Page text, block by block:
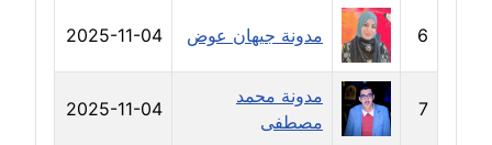
مدونة خالد دومه
عاملة
مدونة خالد صالح
عاملة
6 مدونة جيهان عوض 2025-11-04
7
مدونة محمد
مصطفى
2025-11-04